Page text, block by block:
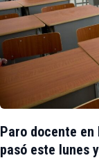
Paro docente en
pasó este lunes